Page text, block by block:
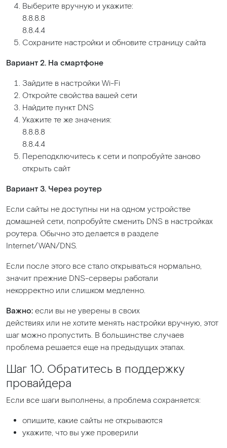
Выберите вручную и укажите:
8.8.8.8
8.8.4.4
Сохраните настройки и обновите страницу сайта
Вариант 2. На смартфоне
Зайдите в настройки Wi-Fi
Откройте свойства вашей сети
Найдите пункт DNS
Укажите те же значения:
8.8.8.8
8.8.4.4
Переподключитесь к сети и попробуйте заново
открыть сайт
Вариант 3. Через роутер
Если сайты не доступны ни на одном устройстве
домашней сети, попробуйте сменить DNS в настройках
роутера. Обычно это делается в разделе
Internet/WAN/DNS.
Если после этого все стало открываться нормально,
значит прежние DNS-серверы работали
некорректно или слишком медленно.
Важно:если вы не уверены в своих
действиях или не хотите менять настройки вручную, этот
шаг можно пропустить. В большинстве случаев
проблема решается еще на предыдущих этапах.
Шаг 10. Обратитесь в поддержку
провайдера
Если все шаги выполнены, а проблема сохраняется:
опишите, какие сайты не открываются
укажите, что вы уже проверили